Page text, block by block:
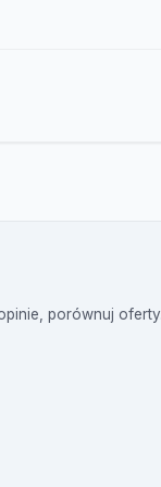
porównuj